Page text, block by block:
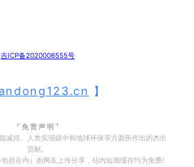
吉ICP备2020006555号
】
⌜ 免 责 声 明 ⌝
减排、人类实现碳中和地球环保等方面所作出的杰出
贡献。
括在内）由网友上传分享，站内短期缓存均为免费/